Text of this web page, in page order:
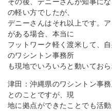
の軽い方でしたが、
デニーさんはそれ以上です。
がある場合、本当に
フットワーク軽く渡米して、
のワシントン事務所
も現地でいろいろと動いておら
津田：沖縄県のワシントン事
とのことですが、現
地に拠点ができたことでも活